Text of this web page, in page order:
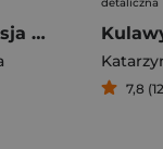
Enigma. Tajna misja Mariana Rejewskiego wyd. 2026
detaliczna
7,8